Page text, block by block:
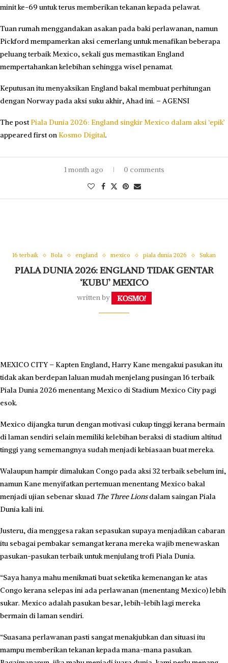
minit ke-69 untuk terus memberikan tekanan kepada pelawat.
Tuan rumah menggandakan asakan pada baki perlawanan, namun
Pickford mempamerkan aksi cemerlang untuk menafikan beberapa
peluang terbaik Mexico, sekali gus memastikan England
mempertahankan kelebihan sehingga wisel penamat.
Keputusan itu menyaksikan England bakal membuat perhitungan
dengan Norway pada aksi suku akhir, Ahad ini. – AGENSI
The postPiala Dunia 2026: England singkir Mexico dalam aksi ‘epik’
appeared first on Kosmo Digital.
1 month ago 0 comments
16 terbaik Bola england mexico piala dunia 2026 Sukan
PIALA DUNIA 2026: ENGLAND TIDAK GENTAR
‘KUBU’ MEXICO
written by
MEXICO CITY – Kapten England, Harry Kane mengakui pasu­kan itu
tidak akan berdepan laluan mudah menjelang pu­singan 16 terbaik
Piala Dunia 2026 menentang Mexi­co di Stadium Mexico City pagi
esok.
Mexico dijangka turun de­ngan motivasi cukup tinggi kerana bermain
di laman sendiri selain memiliki kelebihan beraksi di stadium altitud
tinggi yang sememangnya sudah menjadi kebia­saan buat mereka.
Walaupun hampir dimalukan Congo pada aksi 32 terbaik sebelum ini,
namun Kane menyifatkan pertemuan menentang Mexico bakal
menjadi ujian sebenar skuad The Three Lionsdalam saingan Piala
Dunia kali ini.
Justeru, dia menggesa rakan sepasukan supaya menjadikan cabaran
itu sebagai pembakar semangat kerana mereka wajib menewaskan
pasukan-pasukan terbaik untuk menjulang trofi Piala Dunia.
“Saya hanya mahu menikmati buat seketika kemenangan ke atas
Congo kerana selepas ini ada perlawanan (menentang Mexico) lebih
sukar. Mexico adalah pasukan besar, lebih-le­bih lagi mereka
bermain di laman sendiri.
“Suasana perlawanan pasti sangat menakjubkan dan situa­si itu
mampu memberikan tekanan kepada mana-mana pasukan.